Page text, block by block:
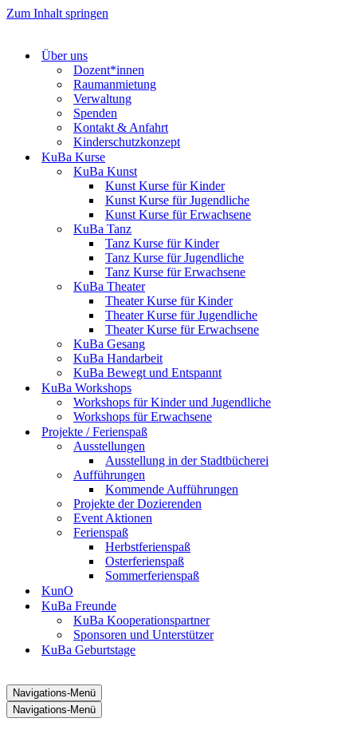
Zum Inhalt springen
Über uns
Dozent*innen
Raumanmietung
Verwaltung
Spenden
Kontakt & Anfahrt
Kinderschutzkonzept
KuBa Kurse
KuBa Kunst
Kunst Kurse für Kinder
Kunst Kurse für Jugendliche
Kunst Kurse für Erwachsene
KuBa Tanz
Tanz Kurse für Kinder
Tanz Kurse für Jugendliche
Tanz Kurse für Erwachsene
KuBa Theater
Theater Kurse für Kinder
Theater Kurse für Jugendliche
Theater Kurse für Erwachsene
KuBa Gesang
KuBa Handarbeit
KuBa Bewegt und Entspannt
KuBa Workshops
Workshops für Kinder und Jugendliche
Workshops für Erwachsene
Projekte / Ferienspaß
Ausstellungen
Ausstellung in der Stadtbücherei
Aufführungen
Kommende Aufführungen
Projekte der Dozierenden
Event Aktionen
Ferienspaß
Herbstferienspaß
Osterferienspaß
Sommerferienspaß
KunO
KuBa Freunde
KuBa Kooperationspartner
Sponsoren und Unterstützer
KuBa Geburtstage
Navigations-Menü
Navigations-Menü